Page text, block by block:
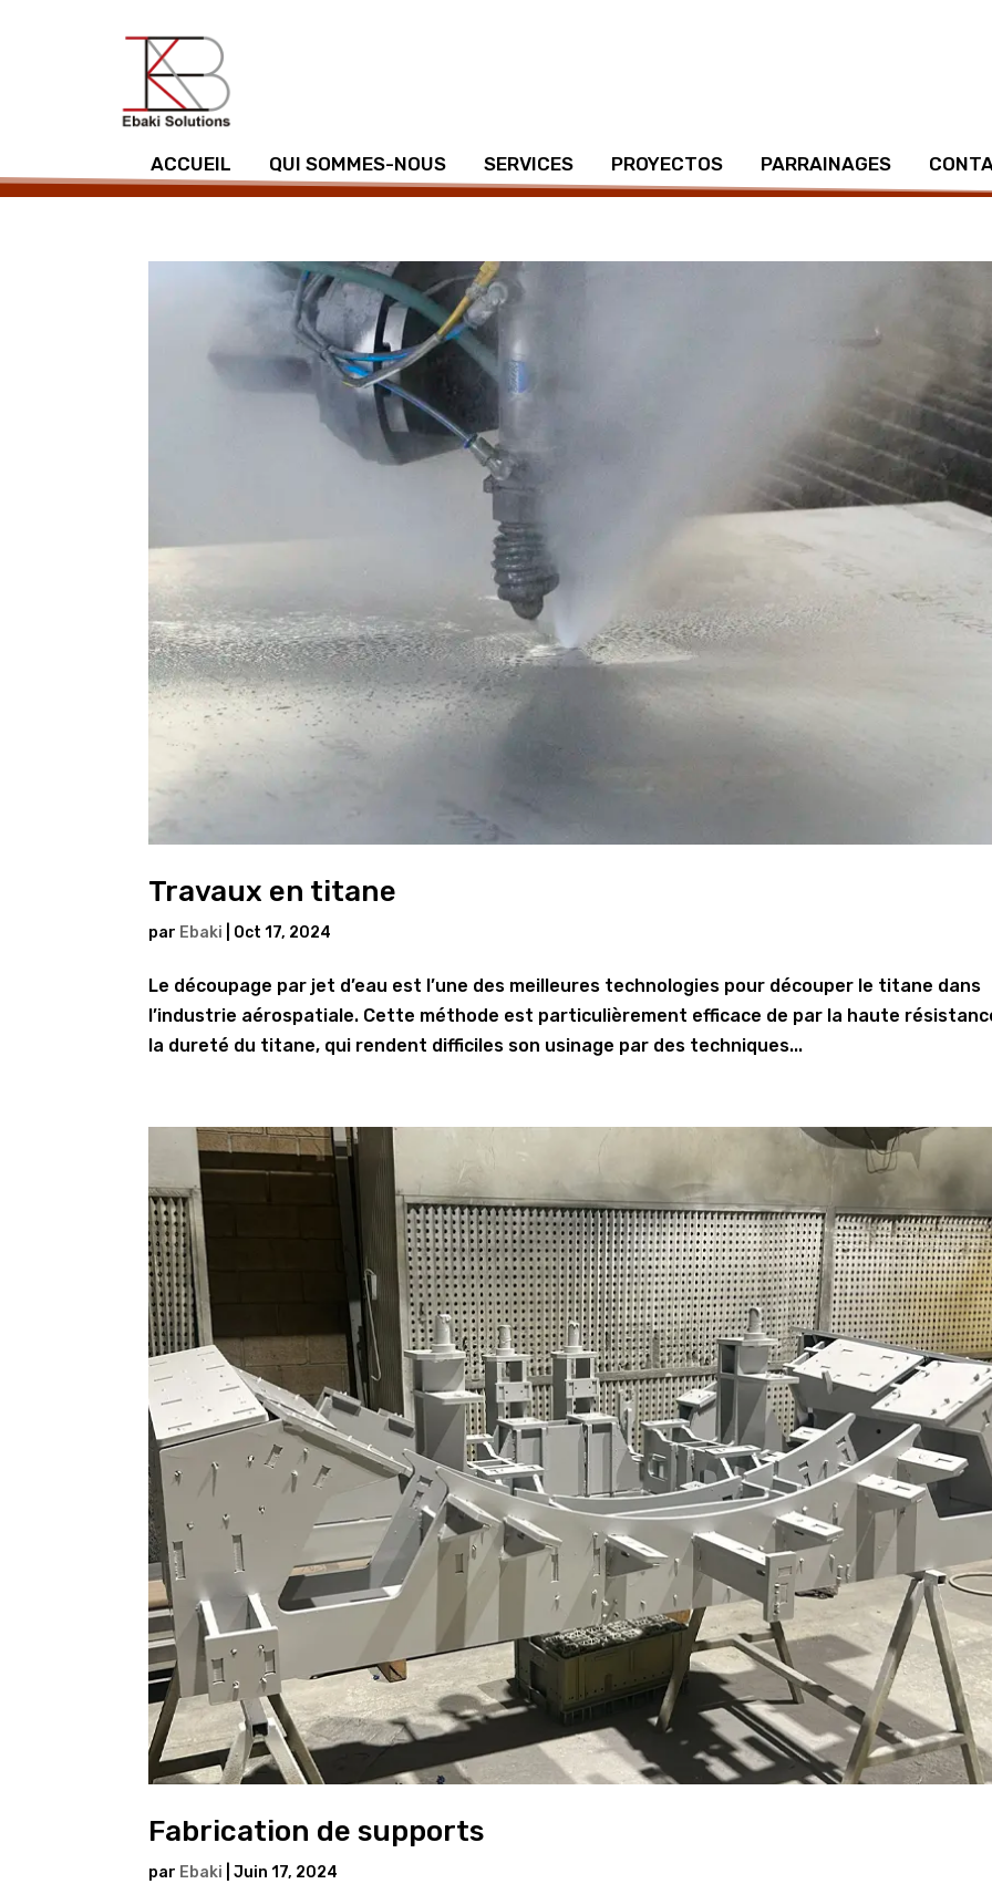
ACCUEIL QUI SOMMES-NOUS SERVICES PROYECTOS PARRAINAGES
Travaux en titane
par Ebaki Oct 17, 2024
Le découpage par jet d’eau est l’une des meilleures technologies pour découper le titane dans
l’industrie aérospatiale. Cette méthode est particulièrement efficace de par la haute
la dureté du titane, qui rendent difficiles son usinage par des techniques...
Fabrication de supports
par Ebaki |Juin 17, 2024